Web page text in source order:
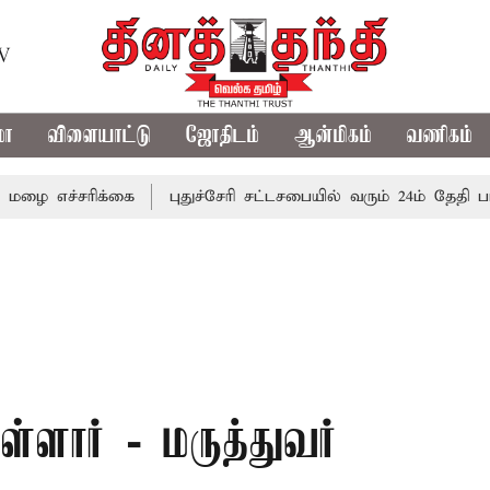
விளையாட்டு ஜோதிடம் ஆன்மிகம் வணிகம்
புதுச்சேரி சட்டசபையில் வரும் 24ம் தேதி பட்ஜெட்
- மருத்துவர்